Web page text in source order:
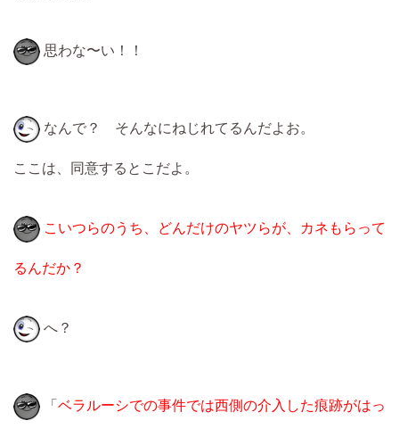
思わな〜い！！
なんで？ そんなにねじれてるんだよお。
ここは、同意するとこだよ。
こいつらのうち、どんだけのヤツらが、カネもらって
るんだか？
へ？
「 ベラルーシでの事件では西側の介入した痕跡がはっ